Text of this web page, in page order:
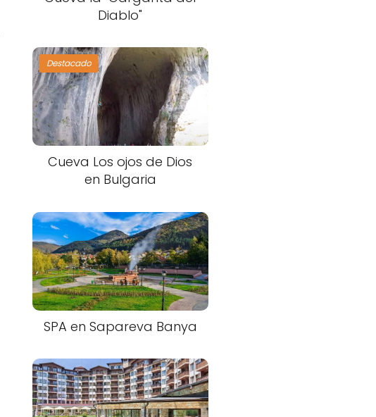
Diablo"
Destacado
Cueva Los ojos de Dios
en Bulgaria
SPA en Sapareva Banya